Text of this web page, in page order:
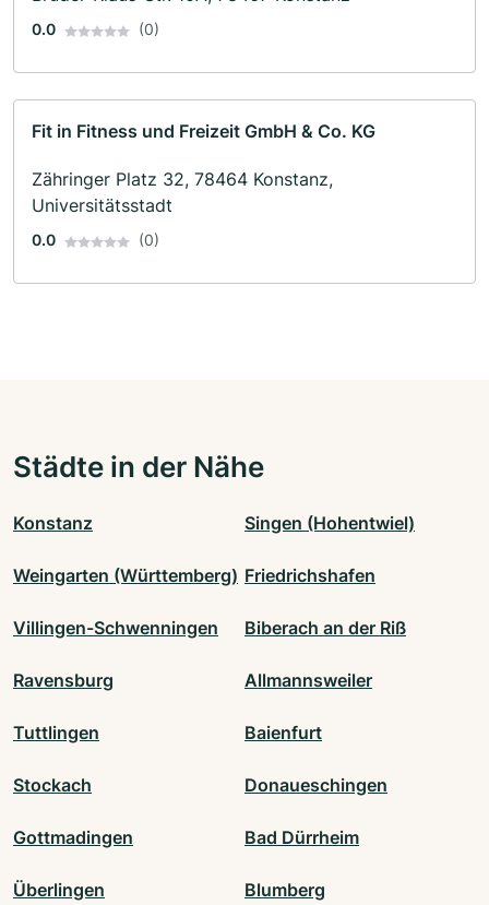
0.0 (0)
Fit in Fitness und Freizeit GmbH & Co. KG
Zähringer Platz 32, 78464 Konstanz,
Universitätsstadt
0.0 (0)
Städte in der Nähe
Konstanz Singen (Hohentwiel)
Weingarten (Württemberg) Friedrichshafen
Villingen-Schwenningen Biberach an der Riß
Ravensburg Allmannsweiler
Tuttlingen Baienfurt
Stockach Donaueschingen
Gottmadingen Bad Dürrheim
Überlingen Blumberg